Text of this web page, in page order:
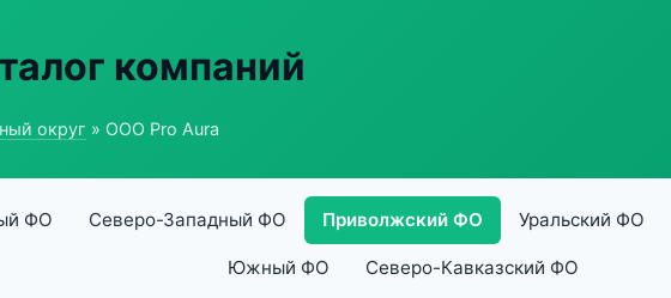
компаний
округ » ООО Pro Aura
ФО Северо-Западный ФО Приволжский ФО Уральский ФО
Южный ФО Северо-Кавказский ФО